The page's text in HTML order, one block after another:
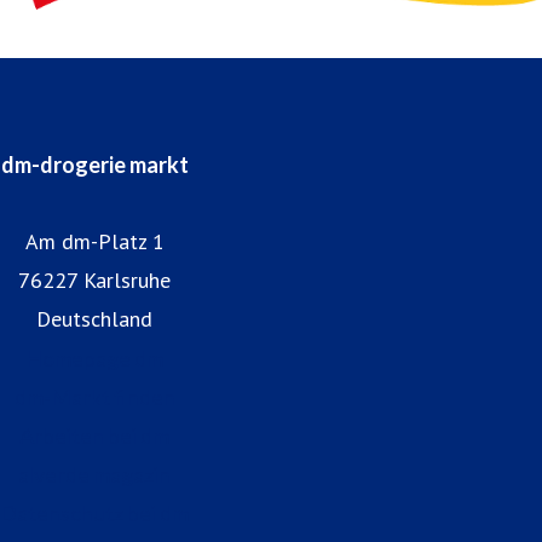
dm-drogerie markt
Am dm-Platz 1
76227 Karlsruhe
Deutschland